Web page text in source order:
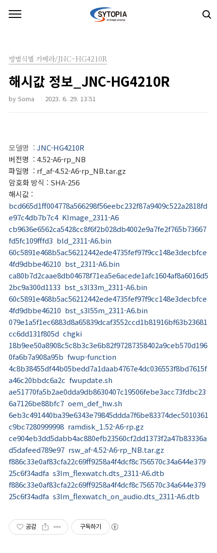
방범식별 카메라/JNC-HG4210R
해시값 정보_JNC-HG4210R
by Soma 2023. 6. 29. 13:51
모델명 : JNC-HG4210R
버전명 : 4.52-A6-rp_NB
파일명 : rf_af-4.52-A6-rp_NB.tar.gz
암호화 방식 : SHA-256
해시값 :
bcd665d1ff004778a566298f56eebc232f87a9409c522a2818fd
e97c4db7b7c4 KImage_2311-A6
cb9636e6562ca5428cc8f6f2b028db4002e9a7fe2f765b73667
fd5fc109fffd3 bld_2311-A6.bin
60c5891e468b5ac56212442ede4735fef97f9cc148e3decbfce
4fd9dbbe46210 bst_2311-A6.bin
ca80b7d2caae8db04678f71ea5e6acede1afc1604af8a6016d5
2bc9a300d1133 bst_s3l33m_2311-A6.bin
60c5891e468b5ac56212442ede4735fef97f9cc148e3decbfce
4fd9dbbe46210 bst_s3l55m_2311-A6.bin
079e1a5f1ec6883d8a65839dcaf3552ccd1b81916bf63b23681
cc6dd131f805d chgki
18b9ee50a8908c5c8b3c3e6b82f97287358402a9ceb570d196
0fa6b7a908a95b fwup-function
4c8b38455df44b05bedd7a1daab4767e4dc036553f8bd7615f
a46c20bbdc6a2c fwupdate.sh
ae51770fa5b2ae0dda9db8630407c19506febe3acc73fdbc23
6a7126be88bfc7 oem_def_hw.sh
6eb3c491440ba39e6343e79845ddda7f6be83374dec5010361
c9bc7280999998 ramdisk_1.52-A6-rp.gz
ce904eb3dd5dabb4ac880efb23560cf2dd1373f2a47b83336a
d5dafeed789e97 rsw_af-4.52-A6-rp_NB.tar.gz
f886c33e0af83cfa22c69ff9258a4f4dcf8c756570c34a644e379
25c6f34adfa s3lm_flexwatch.dts_2311-A6.dtb
f886c33e0af83cfa22c69ff9258a4f4dcf8c756570c34a644e379
25c6f34adfa s3lm_flexwatch_on_audio.dts_2311-A6.dtb
공감 구독하기